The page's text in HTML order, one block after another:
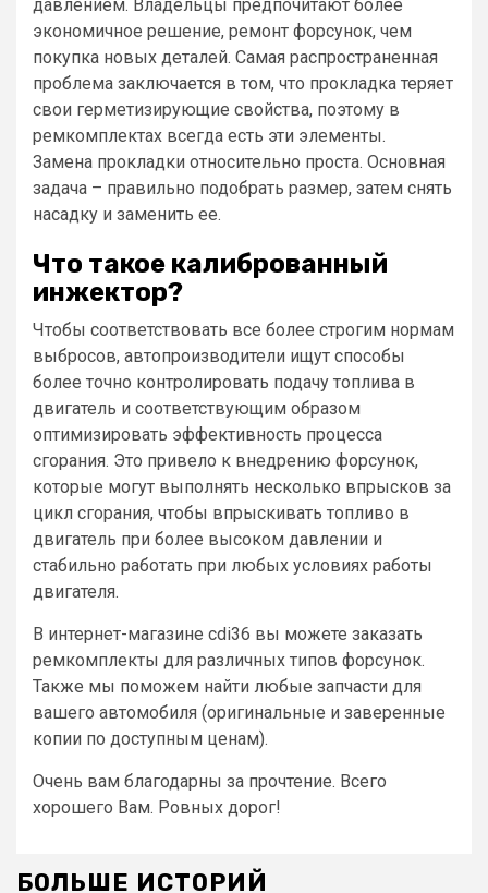
давлением. Владельцы предпочитают более
экономичное решение, ремонт форсунок, чем
покупка новых деталей. Самая распространенная
проблема заключается в том, что прокладка теряет
свои герметизирующие свойства, поэтому в
ремкомплектах всегда есть эти элементы.
Замена прокладки относительно проста. Основная
задача – правильно подобрать размер, затем снять
насадку и заменить ее.
Что такое калиброванный
инжектор?
Чтобы соответствовать все более строгим нормам
выбросов, автопроизводители ищут способы
более точно контролировать подачу топлива в
двигатель и соответствующим образом
оптимизировать эффективность процесса
сгорания. Это привело к внедрению форсунок,
которые могут выполнять несколько впрысков за
цикл сгорания, чтобы впрыскивать топливо в
двигатель при более высоком давлении и
стабильно работать при любых условиях работы
двигателя.
В интернет-магазине cdi36 вы можете заказать
ремкомплекты для различных типов форсунок.
Также мы поможем найти любые запчасти для
вашего автомобиля (оригинальные и заверенные
копии по доступным ценам).
Очень вам благодарны за прочтение. Всего
хорошего Вам. Ровных дорог!
БОЛЬШЕ ИСТОРИЙ